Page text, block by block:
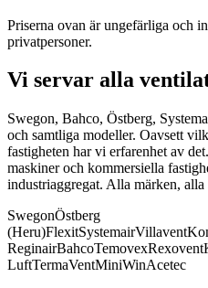
Priserna ovan är ungefärliga och
privatpersoner.
Vi servar alla
Swegon, Bahco, Östberg,
och samtliga modeller. Oavsett
fastigheten har vi erfarenhet av
maskiner och kommersiella
industriaggregat. Alla märken, alla
SwegonÖstberg
(Heru)FlexitSystemairVillavent
ReginairBahcoTemovexRexovent
LuftTermaVentMiniWinAcetec